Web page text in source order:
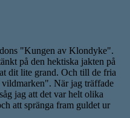
"Kungen av Klondyke".
på den hektiska jakten på
dit lite grand. Och till de fria
När jag träffade
jag att det var helt olika
att spränga fram guldet ur